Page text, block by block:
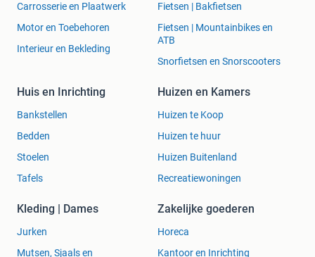
Carrosserie en Plaatwerk
Motor en Toebehoren
Interieur en Bekleding
Fietsen | Bakfietsen
Fietsen | Mountainbikes en
ATB
Snorfietsen en Snorscooters
Huis en Inrichting
Bankstellen
Bedden
Stoelen
Tafels
Huizen en Kamers
Huizen te Koop
Huizen te huur
Huizen Buitenland
Recreatiewoningen
Kleding | Dames
Jurken
Mutsen, Sjaals en
Zakelijke goederen
Horeca
Kantoor en Inrichting